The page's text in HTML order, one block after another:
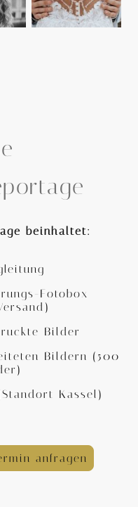
beinhaltet:
Fotobox
Bilder
Bildern (500
Kassel)
anfragen